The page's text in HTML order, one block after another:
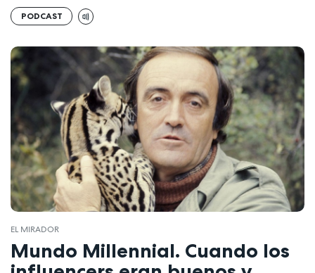
PODCAST
EL MIRADOR
Mundo Millennial. Cuando los